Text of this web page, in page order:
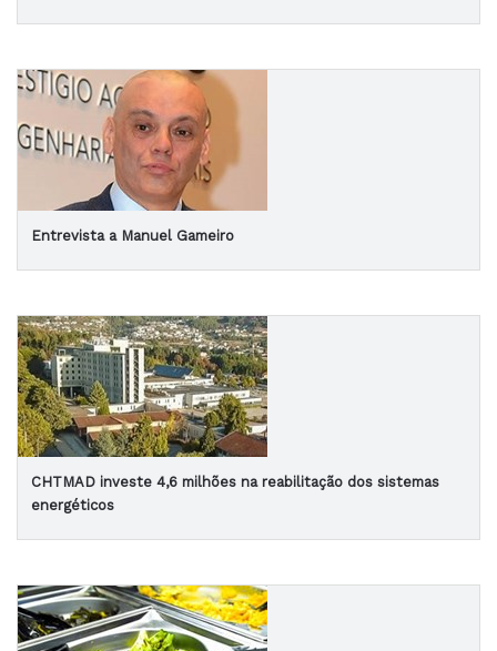
Entrevista a Manuel Gameiro
CHTMAD investe 4,6 milhões na reabilitação dos sistemas
energéticos